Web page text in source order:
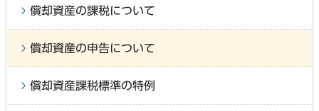
償却資産の課税について
償却資産の申告について
償却資産課税標準の特例